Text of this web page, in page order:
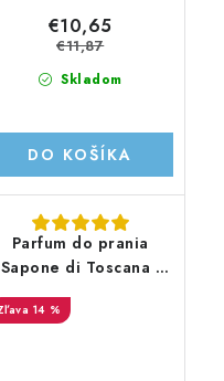
Skladom
€10,65
€11,87
DO KOŠÍKA
Parfum do prania
Sapone di Toscana -
42PD - 250ml
14 %